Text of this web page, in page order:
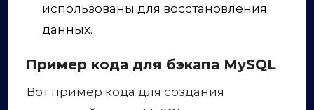
использованы для восстановления
данных.
Пример кода для бэкапа MySQL
Вот пример кода для создания